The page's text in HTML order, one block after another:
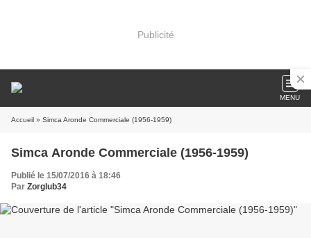
Publicité
MENU
Accueil » Simca Aronde Commerciale (1956-1959)
Simca Aronde Commerciale (1956-1959)
Publié le 15/07/2016 à 18:46
Par Zorglub34